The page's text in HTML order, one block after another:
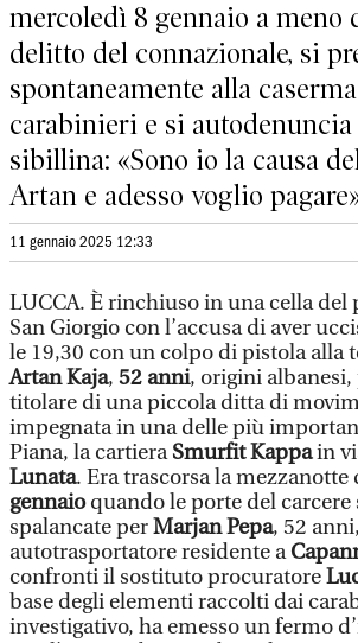
mercoledì 8 gennaio a meno
delitto del connazionale, si
spontaneamente alla
carabinieri e si autodenuncia
sibillina: «Sono io la causa
Artan e adesso voglio
11 gennaio 2025 12:33
LUCCA. È rinchiuso in una cella
San Giorgio con l’accusa di aver
le 19,30 con un colpo di pistola alla
Artan Kaja, 52 anni, origini albanesi,
titolare di una piccola ditta di
impegnata in una delle più
Piana, la cartieraSmurfit Kappain
Lunata. Era trascorsa la mezzanotte
gennaioquando le porte del carcere
spalancate perMarjan Pepa, 52
autotrasportatore residente a
confronti il sostituto procuratore
base degli elementi raccolti dai
investigativo, ha emesso un fermo